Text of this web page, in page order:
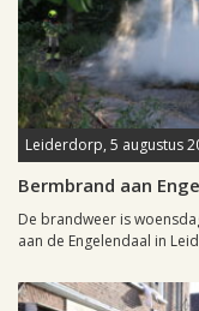
Leiderdorp, 5 augustus
Bermbrand aan
De brandweer is
aan de Engelendaal in